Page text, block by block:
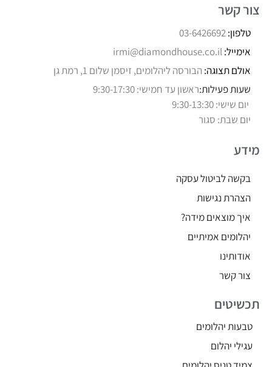
צור קשר
טלפון:03-6426692
אימייל:irmi@diamondhouse.co.il
אולם תצוגה: הבורסה ליהלומים, זיסמן שלום 1, רמת גן
שעות פעילות:ראשון עד חמישי: 9:30-17:30
יום שישי: 9:30-13:30
יום שבת: סגור
מידע
בקשה לביטול עסקה
הצהרת נגישות
איך מוצאים מידה?
יהלומים אמיתיים
אודותינו
צור קשר
תכשיטים
טבעות יהלומים
עגילי יהלום